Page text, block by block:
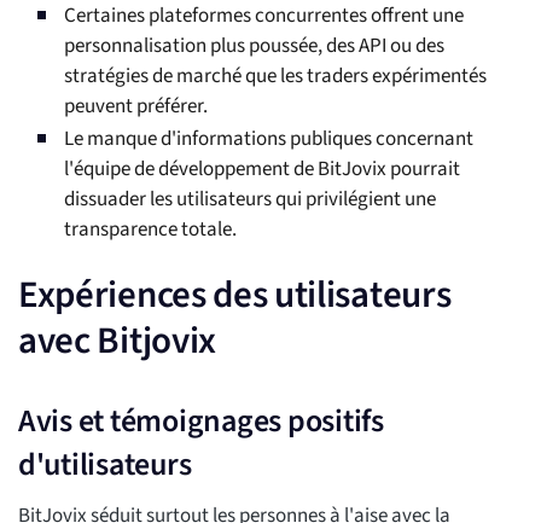
Certaines plateformes concurrentes offrent une
personnalisation plus poussée, des API ou des
stratégies de marché que les traders expérimentés
peuvent préférer.
Le manque d'informations publiques concernant
l'équipe de développement de BitJovix pourrait
dissuader les utilisateurs qui privilégient une
transparence totale.
Expériences des utilisateurs
avec Bitjovix
Avis et témoignages positifs
d'utilisateurs
BitJovix séduit surtout les personnes à l'aise avec la